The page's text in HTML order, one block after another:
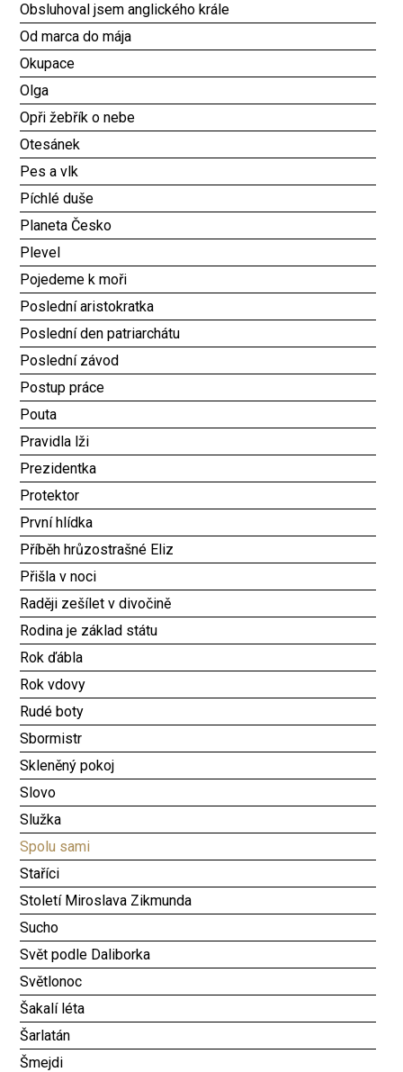
Obsluhoval jsem anglického krále
Od marca do mája
Okupace
Olga
Opři žebřík o nebe
Otesánek
Pes a vlk
Píchlé duše
Planeta Česko
Plevel
Pojedeme k moři
Poslední aristokratka
Poslední den patriarchátu
Poslední závod
Postup práce
Pouta
Pravidla lži
Prezidentka
Protektor
První hlídka
Příběh hrůzostrašné Eliz
Přišla v noci
Raději zešílet v divočině
Rodina je základ státu
Rok ďábla
Rok vdovy
Rudé boty
Sbormistr
Skleněný pokoj
Slovo
Služka
Spolu sami
Staříci
Století Miroslava Zikmunda
Sucho
Svět podle Daliborka
Světlonoc
Šakalí léta
Šarlatán
Šmejdi